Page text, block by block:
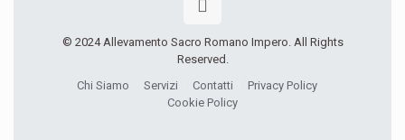
© 2024 Allevamento Sacro Romano Impero. All Rights
Reserved.
Chi Siamo
Servizi Contatti
Privacy Policy
Cookie Policy